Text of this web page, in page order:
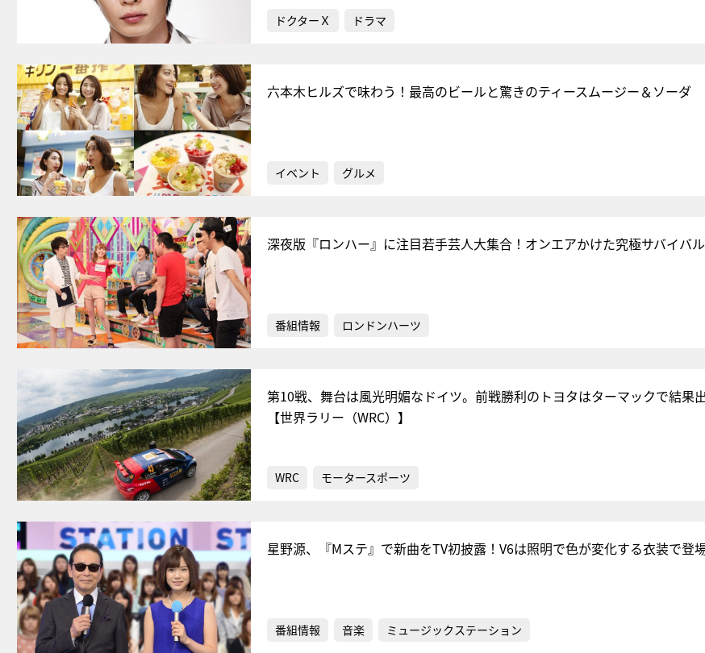
ドクターＸ ドラマ
六本木ヒルズで味わう！最高のビールと驚きのティースムージー＆ソーダ
イベント グルメ
深夜版『ロンハー』に注目若手芸人大集合！オンエアかけた究極サバイバル
番組情報 ロンドンハーツ
第10戦、舞台は風光明媚なドイツ。前戦勝利のトヨタはターマックで結果
【世界ラリー（WRC）】
WRC モータースポーツ
星野源、『Mステ』で新曲をTV初披露！V6は照明で色が変化する衣装で登
番組情報 音楽 ミュージックステーション